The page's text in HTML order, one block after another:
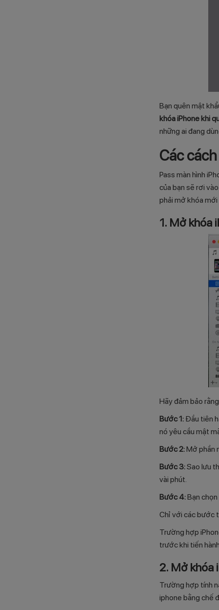
Bạn quên mật
khóa iPhone khi
những ai đang
Các
Pass màn hình
của bạn sẽ rơi
phải mở khóa
1. Mở khóa
Hãy đảm bảo
Bước 1: Đầu tiên
nó yêu cầu mật
Bước 2:Mở phần
Bước 3:Sao lưu
vài phút.
Bước 4:Bạn
Chỉ với các bước
Trường hợp
trước khi tiến
2. Mở khóa
Trường hợp tính
iphone bằng chế